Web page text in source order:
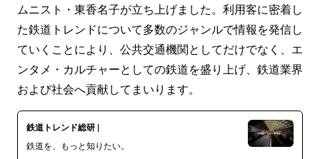
ムニスト・東香名子が立ち上げました。利用客に密着し
た鉄道トレンドについて多数のジャンルで情報を発信し
ていくことにより、公共交通機関としてだけでなく、エ
ンタメ・カルチャーとしての鉄道を盛り上げ、鉄道業界
および社会へ貢献してまいります。
鉄道トレンド総研 |
鉄道を、もっと知りたい。